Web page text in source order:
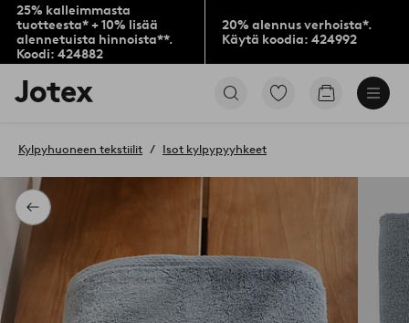
25% kalleimmasta
tuotteesta* + 10% lisää
alennetuista hinnoista**.
Koodi: 424882
20% alennus verhoista*.
Käytä koodia: 424992
Jotex-
logo
aloitussivulle
Siirry
Siirry
Takaisin
Kylpyhuoneen tekstiilit Isot kylpypyyhkeet